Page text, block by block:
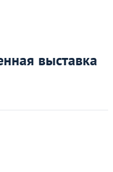
выставка